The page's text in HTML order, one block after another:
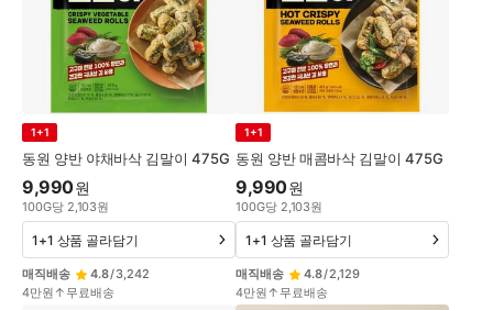
동원 양반 야채바삭 김말이 475G
1+1
9,990원
100G당 2,103원
매직배송 4.8/3,242
4만원↑무료배송
1+1 상품 골라담기
동원 양반 매콤바삭 김말이 475G
1+1
9,990원
100G당 2,103원
매직배송 4.8/2,129
4만원↑무료배송
1+1 상품 골라담기